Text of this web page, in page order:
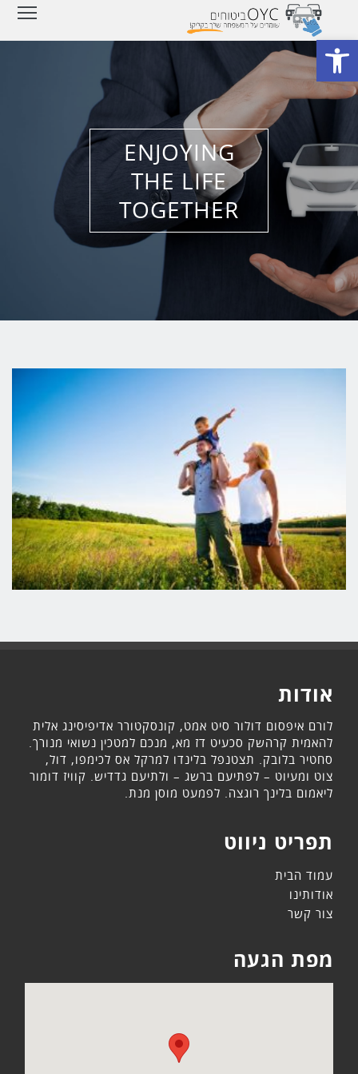
פתח סרגל נגישות
ENJOYING
THE LIFE
TOGETHER
אודות
לורם איפסום דולור סיט אמט, קונסקטורר אדיפיסינג אלית
להאמית קרהשק סכעיט דז מא, מנכם למטכין נשואי מנורך.
סחטיר בלובק. תצטנפל בלינדו למרקל אס לכימפו, דול,
צוט ומעיוט – לפתיעם ברשג – ולתיעם גדדיש. קוויז דומור
ליאמום בלינך רוגצה. לפמעט מוסן מנת.
תפריט ניווט
עמוד הבית
אודותינו
צור קשר
מפת הגעה